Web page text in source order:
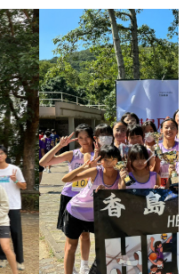
Next